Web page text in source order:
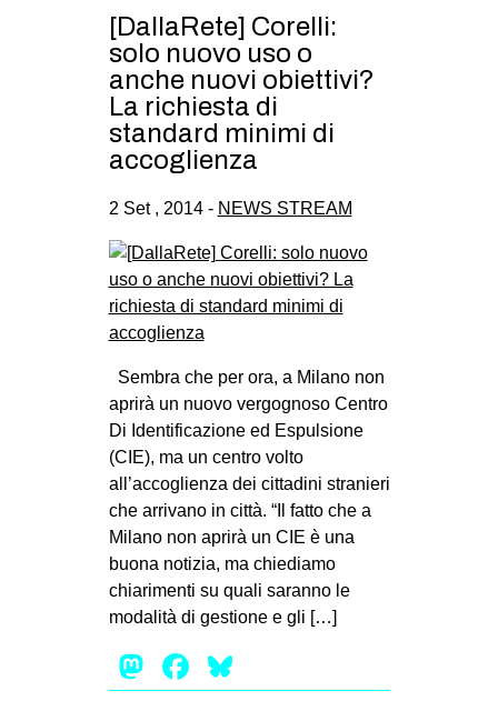
[DallaRete] Corelli:
solo nuovo uso o
anche nuovi obiettivi?
La richiesta di
standard minimi di
accoglienza
2 Set , 2014 - NEWS STREAM
Sembra che per ora, a Milano non
aprirà un nuovo vergognoso Centro
Di Identificazione ed Espulsione
(CIE), ma un centro volto
all’accoglienza dei cittadini stranieri
che arrivano in città. “Il fatto che a
Milano non aprirà un CIE è una
buona notizia, ma chiediamo
chiarimenti su quali saranno le
modalità di gestione e gli […]
Mastodon
Facebook